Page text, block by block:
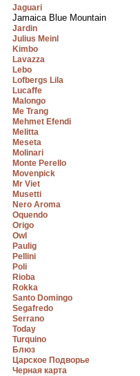
Jaguari
Jamaica Blue Mountain
Jardin
Julius Meinl
Kimbo
Lavazza
Lebo
Lofbergs Lila
Lucaffe
Malongo
Me Trang
Mehmet Efendi
Melitta
Meseta
Molinari
Monte Perello
Movenpick
Mr Viet
Musetti
Nero Aroma
Oquendo
Origo
Owl
Paulig
Pellini
Poli
Rioba
Rokka
Santo Domingo
Segafredo
Serrano
Today
Turquino
Блюз
Царское Подворье
Черная карта